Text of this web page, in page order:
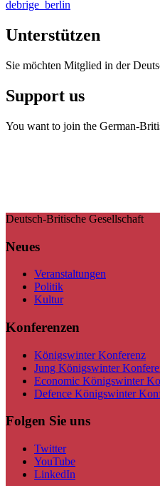
debrige_berlin
Unterstützen
Sie möchten Mitglied in der
Support us
You want to join the German-
Deutsch-Britische Gesellschaft
Neues
Veranstaltungen
Politik
Kultur
Konferenzen
Königswinter Konferenz
Jung Königswinter
Economic Königswinter
Defence Königswinter
Folgen Sie uns
Twitter
YouTube
LinkedIn